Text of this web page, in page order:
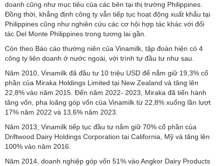
doanh cũng như mục tiêu của các bên tại thị trường Philippines.
Đồng thời, khẳng định công ty vẫn tiếp tục hoạt động xuất khẩu tại
Philippines cũng như nghiên cứu các cơ hội hợp tác khác với đối
tác Del Monte Philippines trong tương lai gần.
Còn theo Báo cáo thường niên của Vinamilk, tập đoàn hiện có 4
công ty liên doanh ở nước ngoài, với trình tự đầu tư như sau.
Năm 2010, Vinamilk đã đầu tư 10 triệu USD để nắm giữ 19,3% cổ
phần của Miraka Holdings Limited tại New Zealand và tăng lên
22,8% vào năm 2015. Đến năm 2022- 2023, Miraka đã tiến hành
tăng vốn, pha loãng góp vốn của Vinamilk từ 22,8% xuống lần lượt
17% năm 2022 và 13,6% năm 2023.
Năm 2013, Vinamilk tiếp tục đầu tư nắm giữ 70% cổ phần của
Driftwood Dairy Holdings Corporation tại California, Mỹ và tăng lên
100% vào năm 2016.
Năm 2014, doanh nghiệp góp vốn 51% vào Angkor Dairy Products